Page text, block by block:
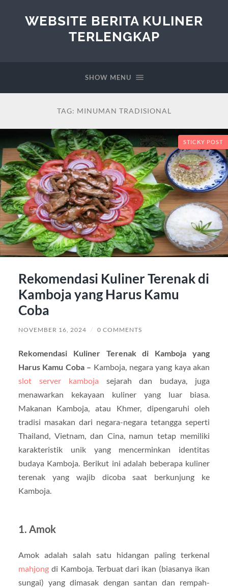
WEBSITE BERITA KULINER
TERLENGKAP
SHOW MENU
TAG: MINUMAN TRADISIONAL
STICKY POST
Rekomendasi Kuliner Terenak di
Kamboja yang Harus Kamu
Coba
NOVEMBER 16, 2024 / 0 COMMENTS
Rekomendasi Kuliner Terenak di Kamboja yang
Harus Kamu Coba – Kamboja, negara yang kaya akan
slot server kamboja sejarah dan budaya, juga
menawarkan kekayaan kuliner yang luar biasa.
Makanan Kamboja, atau Khmer, dipengaruhi oleh
tradisi masakan dari negara-negara tetangga seperti
Thailand, Vietnam, dan Cina, namun tetap memiliki
karakteristik unik yang mencerminkan identitas
budaya Kamboja. Berikut ini adalah beberapa kuliner
terenak yang wajib dicoba saat berkunjung ke
Kamboja.
1. Amok
Amok adalah salah satu hidangan paling terkenal
mahjongdi Kamboja. Terbuat dari ikan (biasanya ikan
sungai) yang dimasak dengan santan dan rempah-